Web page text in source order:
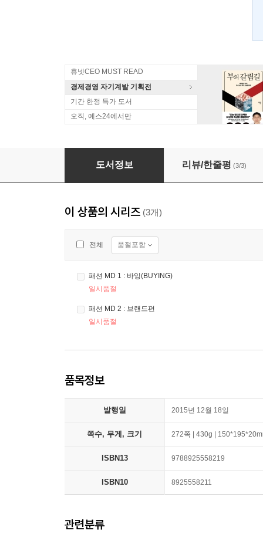
휴넷CEO MUST READ
경제경영 자기계발 기획전
기간 한정 특가 도서
오직, 예스24에서만
패션 MD
도서정보 리뷰/한줄평 (3/3)
이 상품의 시리즈 (3개)
전체 품절포함
패션 MD 1 : 바잉(BUYING)
일시품절
패션 MD 2 : 브랜드편
일시품절
품목정보
발행일 2015년 12월 18일
쪽수, 무게, 크기 272쪽 | 430g |
ISBN13 9788925558219
ISBN10 8925558211
관련분류